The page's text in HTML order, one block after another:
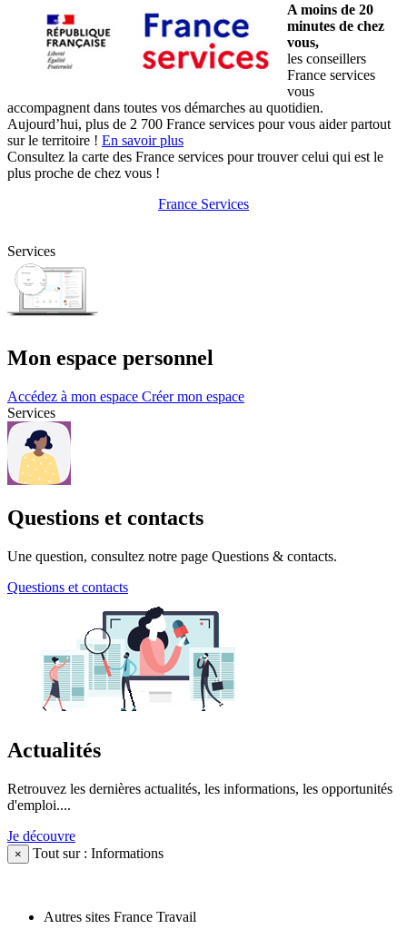
A moins de 20
minutes de chez
vous,
les conseillers
France services
vous
accompagnent dans toutes vos démarches au quotidien.
Aujourd’hui, plus de 2 700 France services pour vous aider partout
sur le territoire ! En savoir plus
Consultez la carte des France services pour trouver celui qui est le
plus proche de chez vous !
France Services
Services
Mon espace personnel
Accédez à mon espace Créer mon espace
Services
Questions et contacts
Une question, consultez notre page Questions & contacts.
Questions et contacts
Actualités
Retrouvez les dernières actualités, les informations, les opportunités
d'emploi....
Je découvre
× Tout sur : Informations
Autres sites France Travail